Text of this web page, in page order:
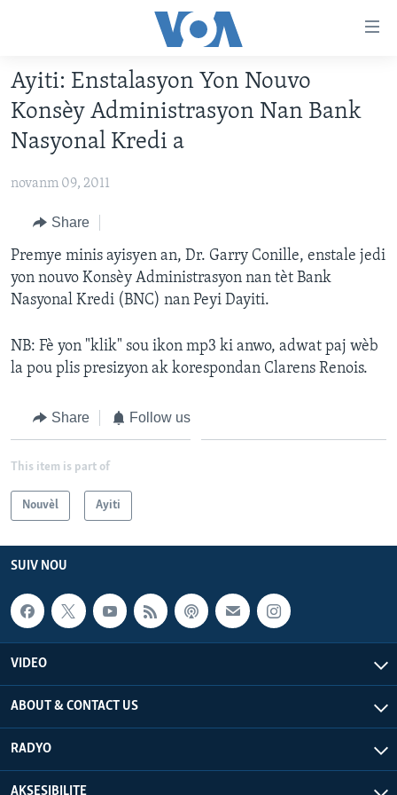
Skip
to
main
content
to
Navigation
Skip
to
Search
AYITI
LÈZETAZINI
AMERIK LATIN
ENTÈNASYONAL
VIDEO
FLASHPOINT IKRÈN
Learning English
SUIV NOU
Ayiti: Enstalasyon Yon Nouvo
Konsèy Administrasyon Nan Bank
Nasyonal Kredi a
novanm 09, 2011
Share
Premye minis ayisyen an, Dr. Garry Conille, enstale jedi
yon nouvo Konsèy Administrasyon nan tèt Bank
Nasyonal Kredi (BNC) nan Peyi Dayiti.
NB: Fè yon "klik" sou ikon mp3 ki anwo, adwat paj wèb
la pou plis presizyon ak korespondan Clarens Renois.
Share Follow us
This item is part of
Nouvèl Ayiti
SUIV NOU
VIDEO
ABOUT & CONTACT US
RADYO
AKSESIBILITE